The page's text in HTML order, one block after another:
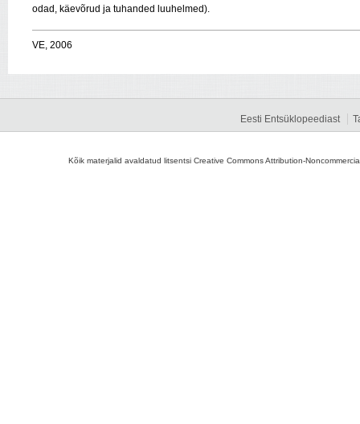
odad, käevõrud ja tuhanded luuhelmed).
VE, 2006
Eesti Entsüklopeediast
Kõik materjalid avaldatud litsentsi Creative Commons Attribution-